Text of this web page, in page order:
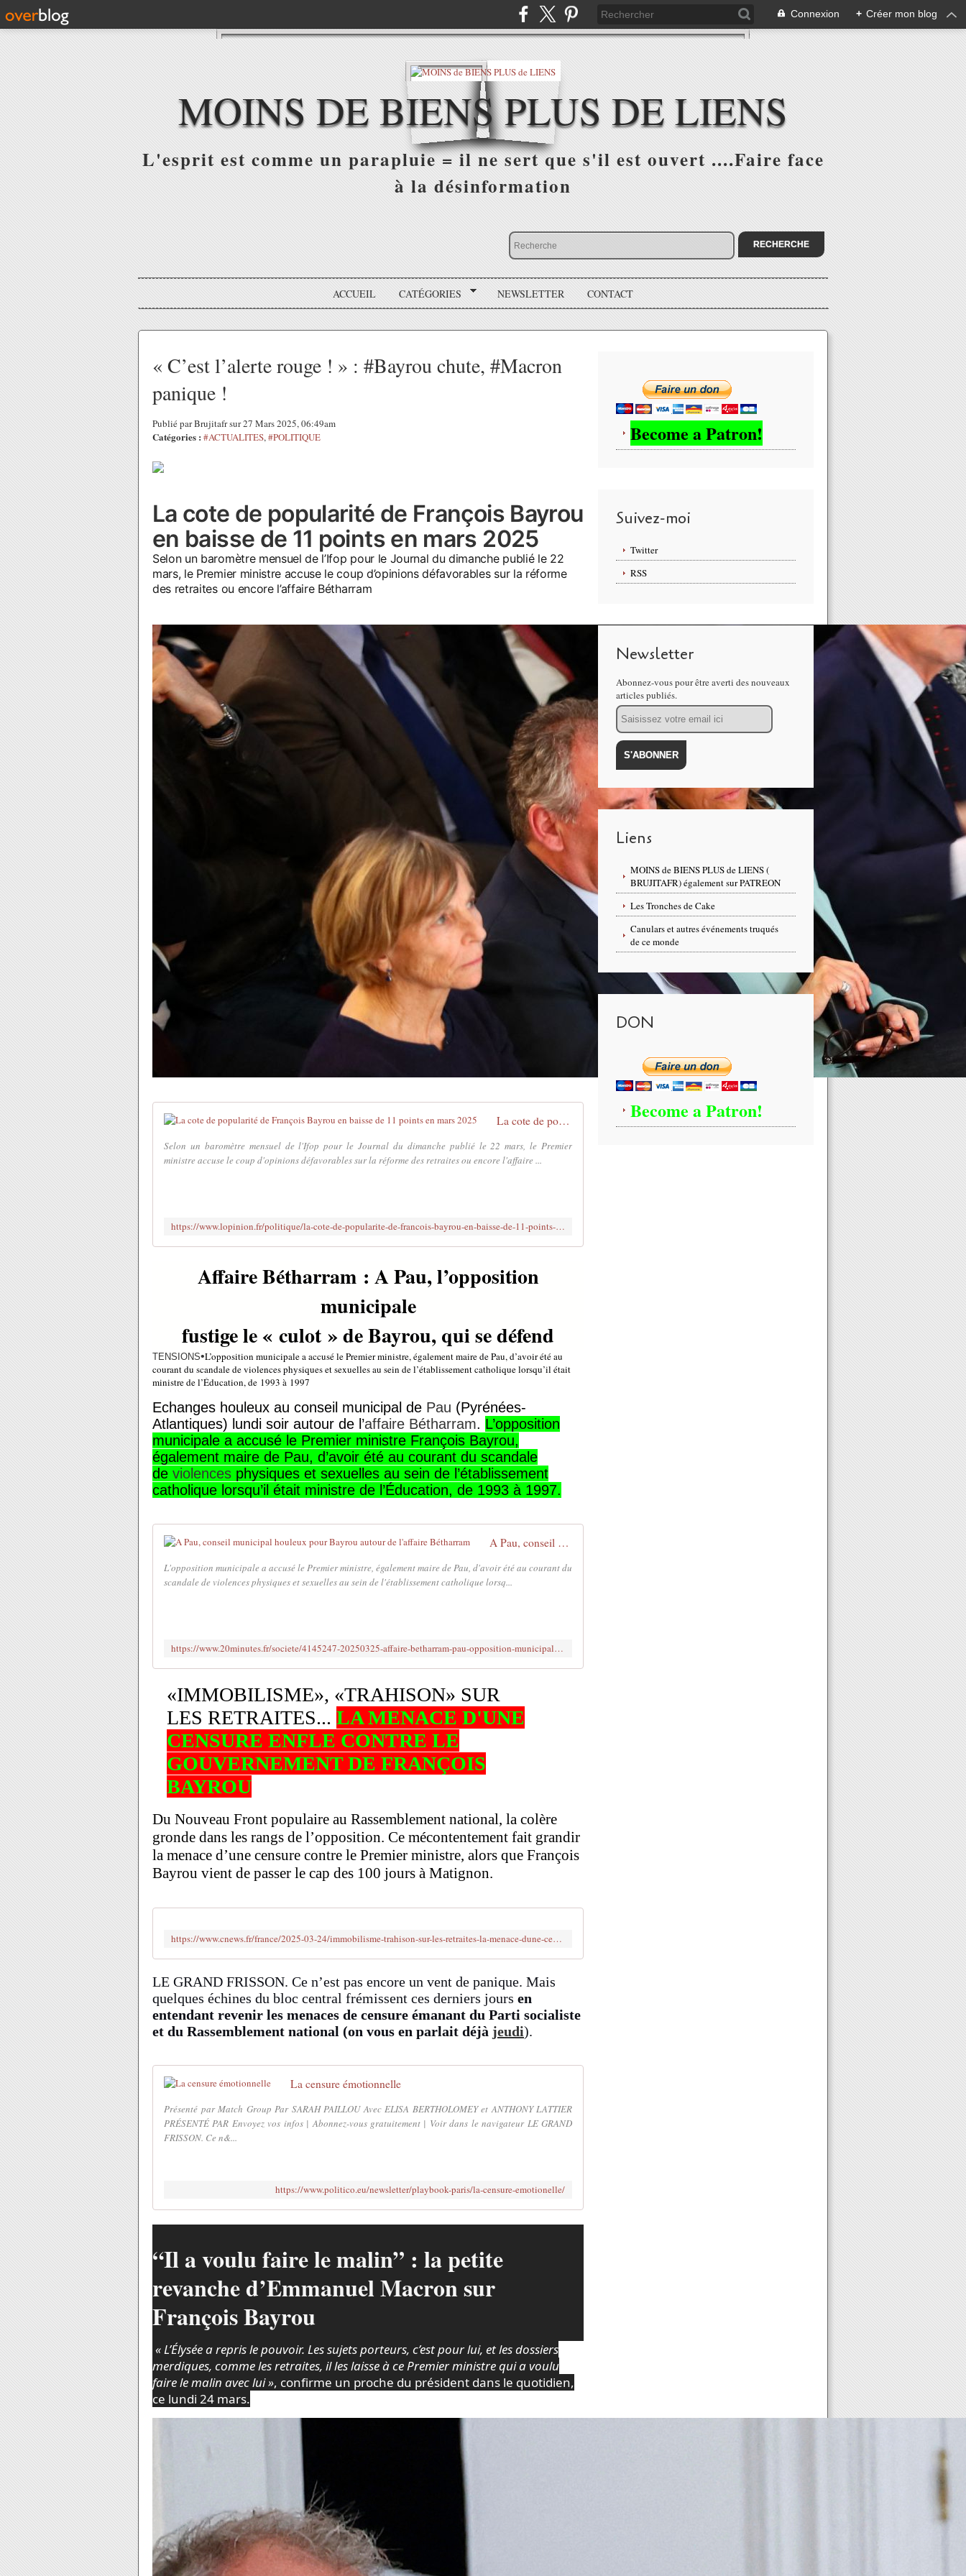
Connexion + Créer mon blog
MOINS DE BIENS PLUS DE LIENS
L'esprit est comme un parapluie = il ne sert que s'il est ouvert ....Faire face
à la désinformation
ACCUEIL CATÉGORIES NEWSLETTER CONTACT
« C’est l’alerte rouge ! » : #Bayrou chute, #Macron
panique !
Publié par Brujitafr sur 27 Mars 2025, 06:49am
Catégories : #ACTUALITES,#POLITIQUE
La cote de popularité de François Bayrou
en baisse de 11 points en mars 2025
Selon un baromètre mensuel de l’Ifop pour le Journal du dimanche publié le 22
mars, le Premier ministre accuse le coup d’opinions défavorables sur la réforme
des retraites ou encore l’affaire Bétharram
La cote de popularité de François Bayrou en baisse de 11 points en mars 2025
Selon un baromètre mensuel de l'Ifop pour le Journal du dimanche publié le 22 mars, le Premier
ministre accuse le coup d'opinions défavorables sur la réforme des retraites ou encore l'affaire ...
https://www.lopinion.fr/politique/la-cote-de-popularite-de-francois-bayrou-en-baisse-de-11-points-en-mars-2025
Affaire Bétharram : A Pau, l’opposition
municipale
fustige le « culot » de Bayrou, qui se défend
TENSIONS•L’opposition municipale a accusé le Premier ministre, également maire de Pau, d’avoir été au
courant du scandale de violences physiques et sexuelles au sein de l’établissement catholique lorsqu’il était
ministre de l’Éducation, de 1993 à 1997
Echanges houleux au conseil municipal de Pau (Pyrénées-
Atlantiques) lundi soir autour de l’affaire Bétharram. L’opposition
municipale a accusé le Premier ministre François Bayrou,
également maire de Pau, d’avoir été au courant du scandale
de violences physiques et sexuelles au sein de l’établissement
catholique lorsqu’il était ministre de l’Éducation, de 1993 à 1997.
A Pau, conseil municipal houleux pour Bayrou autour de l'affaire Bétharram
L'opposition municipale a accusé le Premier ministre, également maire de Pau, d'avoir été au courant du
scandale de violences physiques et sexuelles au sein de l'établissement catholique lorsq...
https://www.20minutes.fr/societe/4145247-20250325-affaire-betharram-pau-opposition-municipale-fustige-culot-bayrou-defend
«IMMOBILISME», «TRAHISON» SUR
LES RETRAITES... LA MENACE D'UNE
CENSURE ENFLE CONTRE LE
GOUVERNEMENT DE FRANÇOIS
BAYROU
Du Nouveau Front populaire au Rassemblement national, la colère
gronde dans les rangs de l’opposition. Ce mécontentement fait grandir
la menace d’une censure contre le Premier ministre, alors que François
Bayrou vient de passer le cap des 100 jours à Matignon.
https://www.cnews.fr/france/2025-03-24/immobilisme-trahison-sur-les-retraites-la-menace-dune-censure-enfle-contre-le
LE GRAND FRISSON. Ce n’est pas encore un vent de panique. Mais
quelques échines du bloc central frémissent ces derniers jours en
entendant revenir les menaces de censure émanant du Parti socialiste
et du Rassemblement national (on vous en parlait déjà jeudi).
La censure émotionnelle
Présenté par Match Group Par SARAH PAILLOU Avec ELISA BERTHOLOMEY et ANTHONY LATTIER
PRÉSENTÉ PAR Envoyez vos infos | Abonnez-vous gratuitement | Voir dans le navigateur LE GRAND
FRISSON. Ce n&...
https://www.politico.eu/newsletter/playbook-paris/la-censure-emotionelle/
“Il a voulu faire le malin” : la petite
revanche d’Emmanuel Macron sur
François Bayrou
« L’Élysée a repris le pouvoir. Les sujets porteurs, c’est pour lui, et les dossiers
merdiques, comme les retraites, il les laisse à ce Premier ministre qui a voulu
faire le malin avec lui », confirme un proche du président dans le quotidien,
ce lundi 24 mars.
Become a Patron!
Suivez-moi
Twitter
RSS
Newsletter
Abonnez-vous pour être averti des nouveaux
articles publiés.
Email
Liens
MOINS de BIENS PLUS de LIENS (
BRUJITAFR) également sur PATREON
Les Tronches de Cake
Canulars et autres événements truqués
de ce monde
DON
Become a Patron!